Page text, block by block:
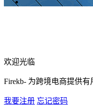
欢迎光临
Firekb- 为跨境电商提供有
我要注册 忘记密码